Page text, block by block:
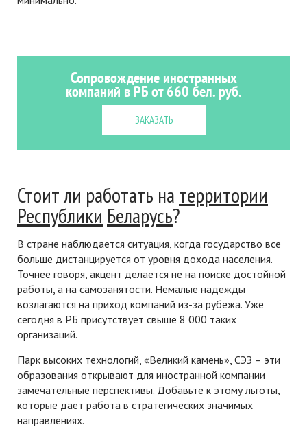
Сопровождение иностранных
компаний в РБ от 660 бел. руб.
ЗАКАЗАТЬ
Стоит ли работать на территории
Республики Беларусь?
В стране наблюдается ситуация, когда государство все
больше дистанцируется от уровня дохода населения.
Точнее говоря, акцент делается не на поиске достойной
работы, а на самозанятости. Немалые надежды
возлагаются на приход компаний из-за рубежа. Уже
сегодня в РБ присутствует свыше 8 000 таких
организаций.
Парк высоких технологий, «Великий камень», СЭЗ – эти
образования открывают для иностранной компании
замечательные перспективы. Добавьте к этому льготы,
которые дает работа в стратегических значимых
направлениях.